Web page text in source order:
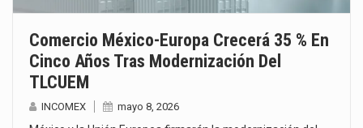
Comercio México-Europa Crecerá 35 % En
Cinco Años Tras Modernización Del
TLCUEM
INCOMEX mayo 8, 2026